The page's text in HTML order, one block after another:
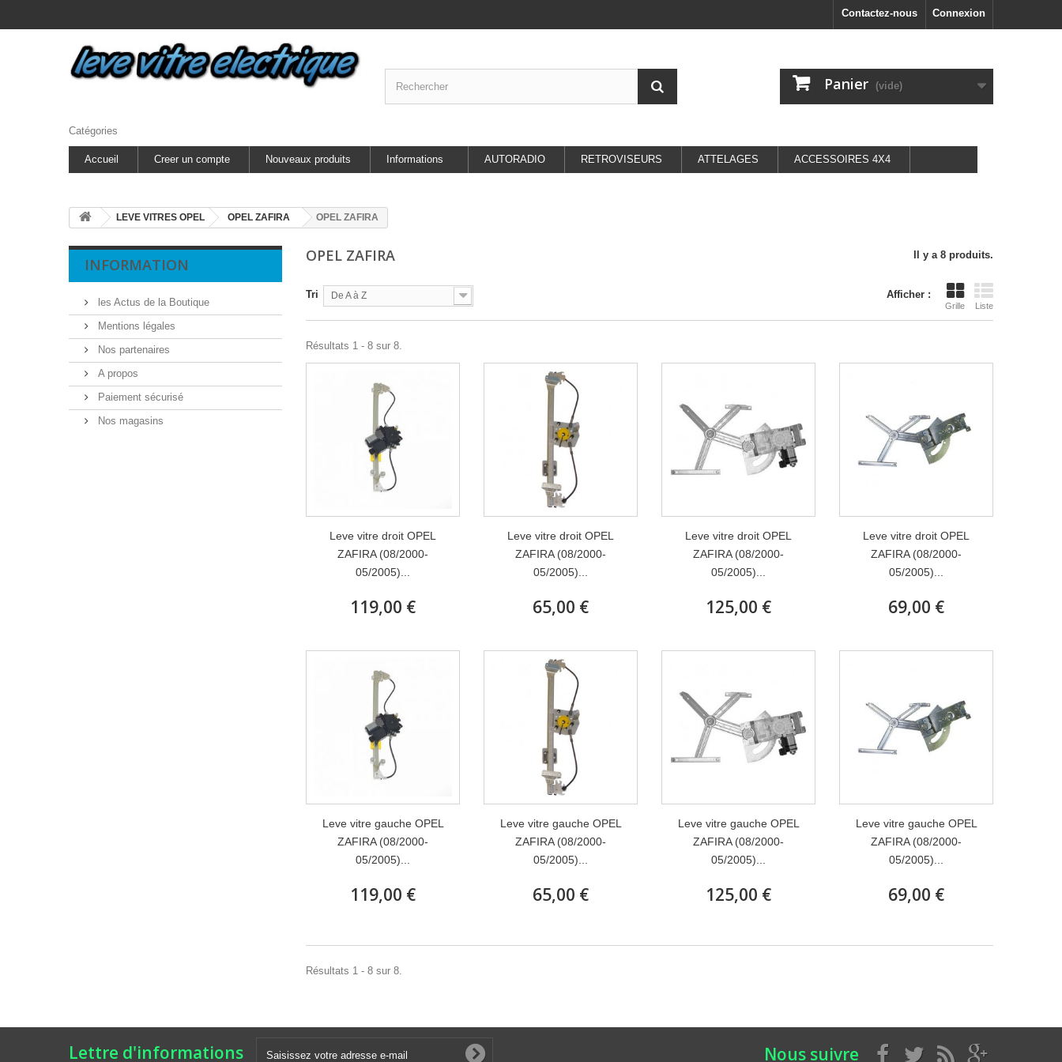
Connexion
Contactez-nous
Panier (vide)
Catégories
Accueil Creer un compte Nouveaux produits Informations AUTORADIO RETROVISEURS ATTELAGES ACCESSOIRES 4X4
LEVE VITRES OPEL OPEL ZAFIRA OPEL ZAFIRA
INFORMATION
les Actus de la Boutique
Mentions légales
Nos partenaires
A propos
Paiement sécurisé
Nos magasins
OPEL ZAFIRA Il y a 8 produits.
Afficher :
Grille Liste
Tri De A à Z
Résultats 1 - 8 sur 8.
Leve vitre droit OPEL
ZAFIRA (08/2000-
05/2005)...
119,00 €
Leve vitre droit OPEL
ZAFIRA (08/2000-
05/2005)...
65,00 €
Leve vitre droit OPEL
ZAFIRA (08/2000-
05/2005)...
125,00 €
Leve vitre droit OPEL
ZAFIRA (08/2000-
05/2005)...
69,00 €
Leve vitre gauche OPEL
ZAFIRA (08/2000-
05/2005)...
119,00 €
Leve vitre gauche OPEL
ZAFIRA (08/2000-
05/2005)...
65,00 €
Leve vitre gauche OPEL
ZAFIRA (08/2000-
05/2005)...
125,00 €
Leve vitre gauche OPEL
ZAFIRA (08/2000-
05/2005)...
69,00 €
Résultats 1 - 8 sur 8.
Lettre d'informations Nous suivre